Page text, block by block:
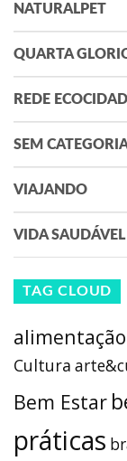
NATURALPET
QUARTA
REDE
SEM
VIAJANDO
VIDA SAUDÁVEL
TAG CLOUD
Cultura
Bem Estar
práticas